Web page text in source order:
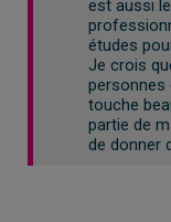
est aussi
études
Je crois
personnes
touche
partie de
de donner